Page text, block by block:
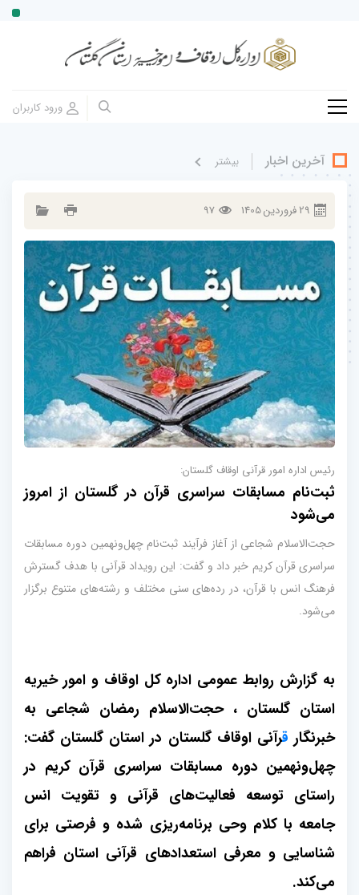
آخرین اخبار بيشتر
29فروردين1405
97
رئیس اداره امور قرآنی اوقاف گلستان:
ثبت‌نام مسابقات سراسری قرآن در گلستان از امروز
می‌شود
حجت‌الاسلام شجاعی از آغاز فرآیند ثبت‌نام چهل‌ونهمین دوره مسابقات
سراسری قرآن کریم خبر داد و گفت: این رویداد قرآنی با هدف گسترش
فرهنگ انس با قرآن، در رده‌های سنی مختلف و رشته‌های متنوع برگزار
می‌شود.
به گزارش روابط عمومی اداره کل اوقاف و امور خیریه
استان گلستان ، حجت‌الاسلام رمضان شجاعی به
خبرنگار قرآنی اوقاف گلستان در استان گلستان گفت:
چهل‌ونهمین دوره مسابقات سراسری قرآن کریم در
راستای توسعه فعالیت‌های قرآنی و تقویت انس
جامعه با کلام وحی برنامه‌ریزی شده و فرصتی برای
شناسایی و معرفی استعدادهای قرآنی استان فراهم
می‌کند.